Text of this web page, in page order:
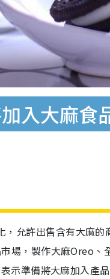
入大麻
，允許出售含有大麻
場，製作大麻Oreo
示準備將大麻加入產